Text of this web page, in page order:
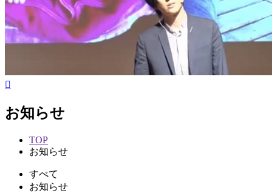
お知らせ
TOP
お知らせ
すべて
お知らせ